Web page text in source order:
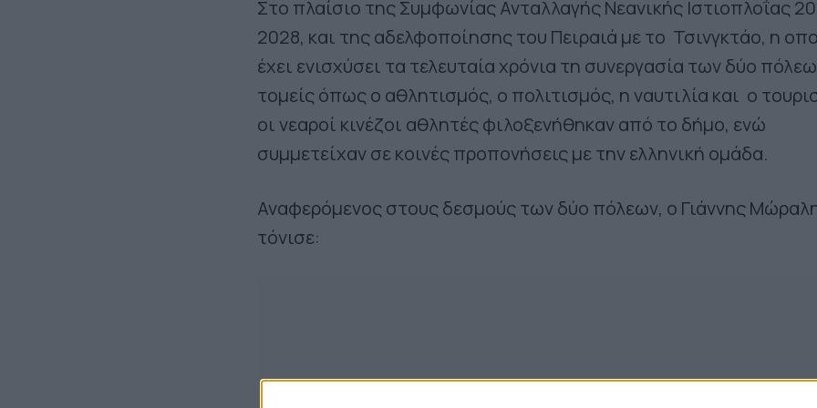
Στο πλαίσιο της Συμφωνίας Ανταλλαγής Νεανικής Ιστιοπλοΐας
2028, και της αδελφοποίησης του Πειραιά με το Τσινγκτάο, η
έχει ενισχύσει τα τελευταία χρόνια τη συνεργασία των δύο
τομείς όπως ο αθλητισμός, ο πολιτισμός, η ναυτιλία και ο
οι νεαροί κινέζοι αθλητές φιλοξενήθηκαν από το δήμο, ενώ
συμμετείχαν σε κοινές προπονήσεις με την ελληνική ομάδα.
Αναφερόμενος στους δεσμούς των δύο πόλεων, ο Γιάννης
τόνισε: